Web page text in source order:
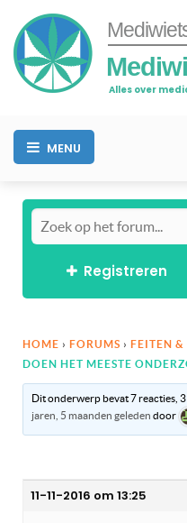
Alles over
MENU
Registreren
HOME › FORUMS › FEITEN &
DOEN HET MEESTE
Dit onderwerp bevat 7 reacties,
jaren, 5 maanden geleden door
11-11-2016 om 13:25